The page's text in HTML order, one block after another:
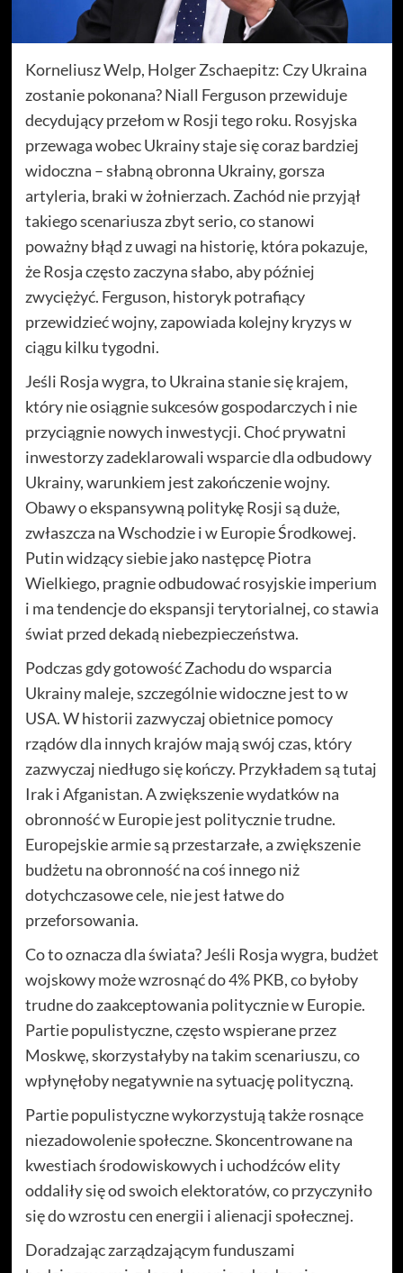
Korneliusz Welp, Holger Zschaepitz: Czy Ukraina
zostanie pokonana? Niall Ferguson przewiduje
decydujący przełom w Rosji tego roku. Rosyjska
przewaga wobec Ukrainy staje się coraz bardziej
widoczna – słabną obronna Ukrainy, gorsza
artyleria, braki w żołnierzach. Zachód nie przyjął
takiego scenariusza zbyt serio, co stanowi
poważny błąd z uwagi na historię, która pokazuje,
że Rosja często zaczyna słabo, aby później
zwyciężyć. Ferguson, historyk potrafiący
przewidzieć wojny, zapowiada kolejny kryzys w
ciągu kilku tygodni.
Jeśli Rosja wygra, to Ukraina stanie się krajem,
który nie osiągnie sukcesów gospodarczych i nie
przyciągnie nowych inwestycji. Choć prywatni
inwestorzy zadeklarowali wsparcie dla odbudowy
Ukrainy, warunkiem jest zakończenie wojny.
Obawy o ekspansywną politykę Rosji są duże,
zwłaszcza na Wschodzie i w Europie Środkowej.
Putin widzący siebie jako następcę Piotra
Wielkiego, pragnie odbudować rosyjskie imperium
i ma tendencje do ekspansji terytorialnej, co stawia
świat przed dekadą niebezpieczeństwa.
Podczas gdy gotowość Zachodu do wsparcia
Ukrainy maleje, szczególnie widoczne jest to w
USA. W historii zazwyczaj obietnice pomocy
rządów dla innych krajów mają swój czas, który
zazwyczaj niedługo się kończy. Przykładem są tutaj
Irak i Afganistan. A zwiększenie wydatków na
obronność w Europie jest politycznie trudne.
Europejskie armie są przestarzałe, a zwiększenie
budżetu na obronność na coś innego niż
dotychczasowe cele, nie jest łatwe do
przeforsowania.
Co to oznacza dla świata? Jeśli Rosja wygra, budżet
wojskowy może wzrosnąć do 4% PKB, co byłoby
trudne do zaakceptowania politycznie w Europie.
Partie populistyczne, często wspierane przez
Moskwę, skorzystałyby na takim scenariuszu, co
wpłynęłoby negatywnie na sytuację polityczną.
Partie populistyczne wykorzystują także rosnące
niezadowolenie społeczne. Skoncentrowane na
kwestiach środowiskowych i uchodźców elity
oddaliły się od swoich elektoratów, co przyczyniło
się do wzrostu cen energii i alienacji społecznej.
Doradzając zarządzającym funduszami